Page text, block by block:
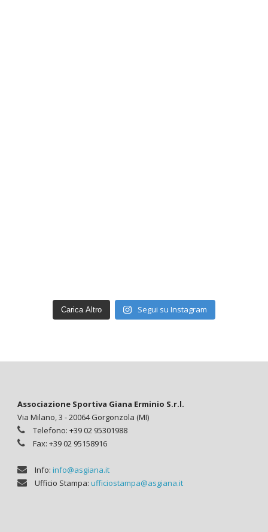
Carica Altro Segui su Instagram
Associazione Sportiva Giana Erminio S.r.l.
Via Milano, 3 - 20064 Gorgonzola (MI)
Telefono: +39 02 95301988
Fax: +39 02 95158916
Info: info@asgiana.it
Ufficio Stampa: ufficiostampa@asgiana.it